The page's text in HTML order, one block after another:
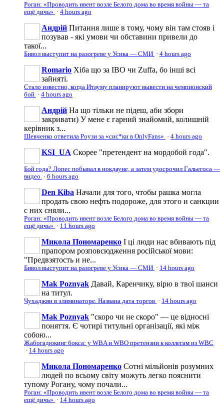
Роган: «Проводить ивент возле Белого дома во время войны — та
ещё дичь» · 4 hours ago
Андрій Питання лише в тому, чому він там стояв і
позував - які умови чи обставини привели до
такої...
Бивол выступит на разогреве у Усика — СМИ · 4 hours ago
Romario Хіба що за IBO чи Zuffa, бо інші всі
зайняті.
Стало известно, когда Итауму планируют вывести на чемпионский
бой · 4 hours ago
Андрій На що тільки не підеш, аби збори
закривати) У мене є гарний знайомий, колишній
керівник з...
Шевченко ответила Роузи за «сис*ки в OnlyFans» · 4 hours ago
KSI_UA Скорее "претендент на мopдoбoй года".
Бой года? Лопес побывал в нокдауне, а затем удосрочил Гальегоса —
видео · 6 hours ago
Den Kiba Начали для того, чтобы рашка могла
продать свою нефть подороже, для этого и санкции
с них сняли...
Роган: «Проводить ивент возле Белого дома во время войны — та
ещё дичь» · 11 hours ago
Микола Пономаренко І ці люди нас вбивають під
прапором розповсюдження російської мови:
"Предвзятость и не...
Бивол выступит на разогреве у Усика — СМИ · 14 hours ago
Mak Poznyak Давай, Каренчику, вірю в твої шанси
на титул.
Чухаджян в элиминаторе. Названа дата торгов · 14 hours ago
Mak Poznyak "скоро чи не скоро" — це відносні
поняття. Є чотирі титульні організації, які між
собою...
Жабогадюкинг бокса: у WBA и WBO претензии к коллегам из WBC
· 14 hours ago
Микола Пономаренко Сотні мільйонів розумних
людей по всьому світу можуть легко пояснити
тупому Рогану, чому почали...
Роган: «Проводить ивент возле Белого дома во время войны — та
ещё дичь» · 14 hours ago